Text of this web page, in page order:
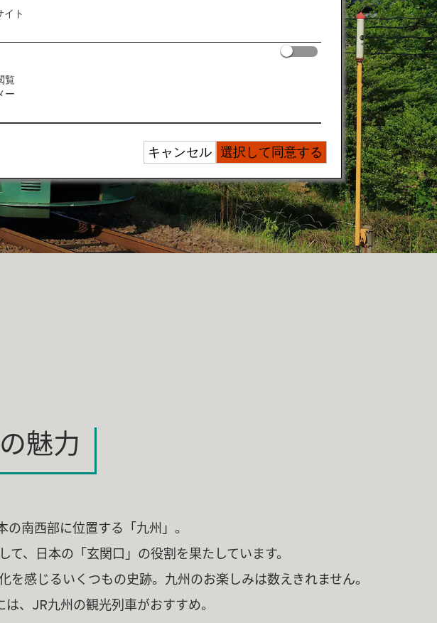
魅力
南西部に位置する「九州」。
、日本の「玄関口」の役割を果たしています。
感じるいくつもの史跡。九州のお楽しみは数えきれません。
、JR九州の観光列車がおすすめ。
イト
覧
ー
選択して同意する
キャンセル